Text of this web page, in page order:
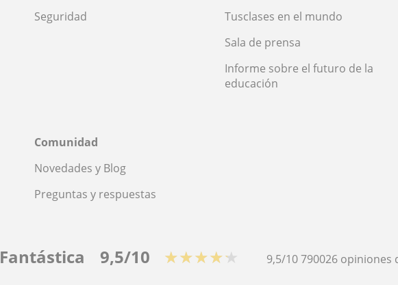
Seguridad
Tusclases en el mundo
Sala de prensa
Informe sobre el futuro de la
educación
Comunidad
Novedades y Blog
Preguntas y respuestas
Fantástica 9,5/10 ★★★★★ 9,5/10790026 opiniones